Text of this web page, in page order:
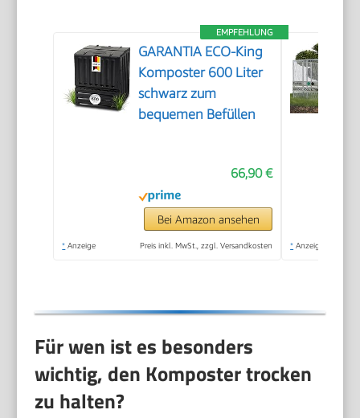
EMPFEHLUNG
GARANTIA ECO-King
Komposter 600 Liter
schwarz zum
bequemen Befüllen
66,90 €
Bei Amazon ansehen
* Anzeige Preis inkl. MwSt., zzgl. Versandkosten * Anzeige
Für wen ist es besonders
wichtig, den Komposter trocken
zu halten?